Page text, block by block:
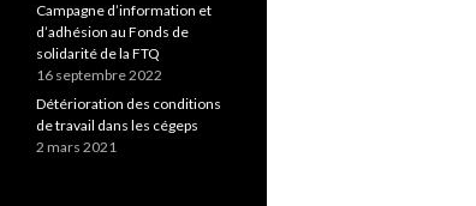
Campagne d’information et
d’adhésion au Fonds de
solidarité de la FTQ
16 septembre 2022
Détérioration des conditions
de travail dans les cégeps
2 mars 2021